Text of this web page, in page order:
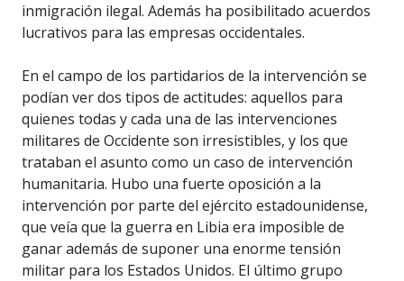
inmigración ilegal. Además ha posibilitado acuerdos
lucrativos para las empresas occidentales.
En el campo de los partidarios de la intervención se
podían ver dos tipos de actitudes: aquellos para
quienes todas y cada una de las intervenciones
militares de Occidente son irresistibles, y los que
trataban el asunto como un caso de intervención
humanitaria. Hubo una fuerte oposición a la
intervención por parte del ejército estadounidense,
que veía que la guerra en Libia era imposible de
ganar además de suponer una enorme tensión
militar para los Estados Unidos. El último grupo